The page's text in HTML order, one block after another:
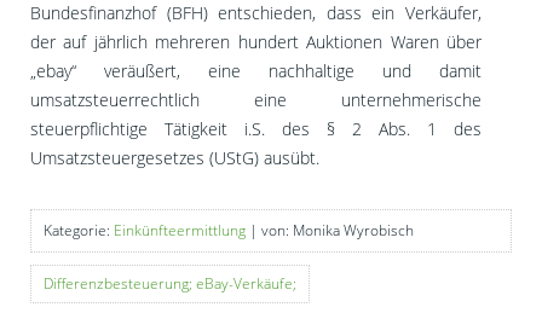
Bundesfinanzhof (BFH) entschieden, dass ein Verkäufer,
der auf jährlich mehreren hundert Auktionen Waren über
„ebay“ veräußert, eine nachhaltige und damit
umsatzsteuerrechtlich eine unternehmerische
steuerpflichtige Tätigkeit i.S. des § 2 Abs. 1 des
Umsatzsteuergesetzes (UStG) ausübt.
Kategorie: Einkünfteermittlung | von: Monika Wyrobisch
Differenzbesteuerung; eBay-Verkäufe;